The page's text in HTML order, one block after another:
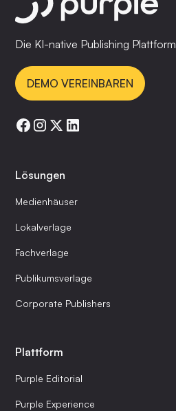
Die KI-native Publishing Plattform
DEMO VEREINBAREN
Lösungen
Medienhäuser
Lokalverlage
Fachverlage
Publikumsverlage
Corporate Publishers
Plattform
Purple Editorial
Purple Experience